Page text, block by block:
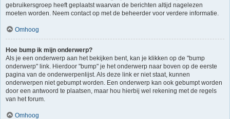
gebruikersgroep heeft geplaatst waarvan de berichten altijd nagelezen
moeten worden. Neem contact op met de beheerder voor verdere informatie.
Omhoog
Hoe bump ik mijn onderwerp?
Als je een onderwerp aan het bekijken bent, kan je klikken op de "bump
onderwerp" link. Hierdoor "bump" je het onderwerp naar boven op de eerste
pagina van de onderwerpenlijst. Als deze link er niet staat, kunnen
onderwerpen niet gebumpt worden. Een onderwerp kan ook gebumpt worden
door een antwoord te plaatsen, maar hou hierbij wel rekening met de regels
van het forum.
Omhoog